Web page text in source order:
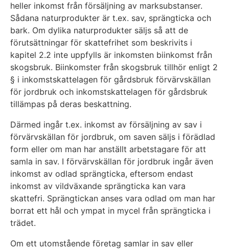
heller inkomst från försäljning av marksubstanser.
Sådana naturprodukter är t.ex. sav, sprängticka och
bark. Om dylika naturprodukter säljs så att de
förutsättningar för skattefrihet som beskrivits i
kapitel 2.2 inte uppfylls är inkomsten biinkomst från
skogsbruk. Biinkomster från skogsbruk tillhör enligt 2
§ i inkomstskattelagen för gårdsbruk förvärvskällan
för jordbruk och inkomstskattelagen för gårdsbruk
tillämpas på deras beskattning.
Därmed ingår t.ex. inkomst av försäljning av sav i
förvärvskällan för jordbruk, om saven säljs i förädlad
form eller om man har anställt arbetstagare för att
samla in sav. I förvärvskällan för jordbruk ingår även
inkomst av odlad sprängticka, eftersom endast
inkomst av vildväxande sprängticka kan vara
skattefri. Sprängtickan anses vara odlad om man har
borrat ett hål och ympat in mycel från sprängticka i
trädet.
Om ett utomstående företag samlar in sav eller